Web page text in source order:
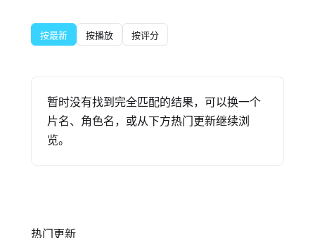
按最新 按播放 按评分
暂时没有找到完全匹配的结果，可以换一个
片名、角色名，或从下方热门更新继续浏
览。
热门更新